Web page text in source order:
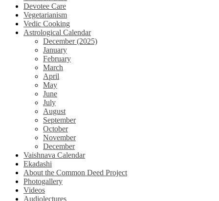
Devotee Care
Vegetarianism
Vedic Cooking
Astrological Calendar
December (2025)
January
February
March
April
May
June
July
August
September
October
November
December
Vaishnava Calendar
Ekadashi
About the Common Deed Project
Photogallery
Videos
Audiolectures